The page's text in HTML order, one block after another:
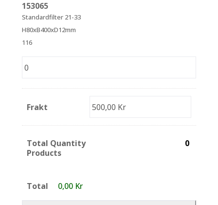
153065
Standardfilter 21-33
H80xB400xD12mm
116
Frakt
Total Quantity
Products
Total 0,00 Kr